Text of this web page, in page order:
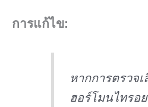
การแก้ไข:
หากการตรวจ
ฮอร์โมนไทรอ